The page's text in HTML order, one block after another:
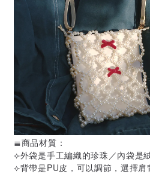
≣商品材質：
⟣外袋是手工編織的珍珠／內袋是
⟣背帶是PU皮，可以調節，選擇肩